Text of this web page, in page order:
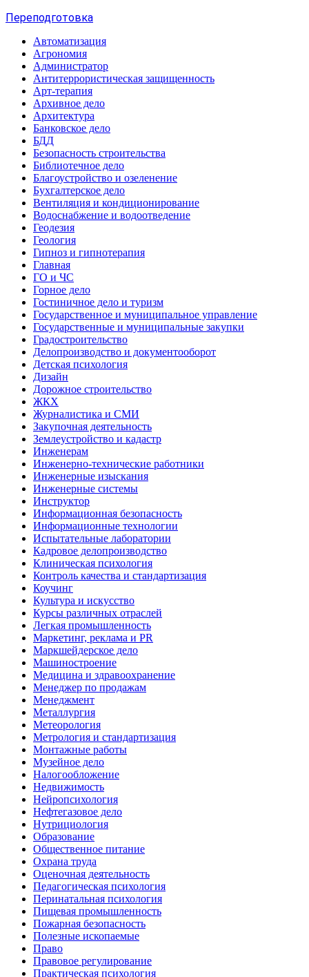
Переподготовка
Автоматизация
Агрономия
Администратор
Антитеррористическая защищенность
Арт-терапия
Архивное дело
Архитектура
Банковское дело
БДД
Безопасность строительства
Библиотечное дело
Благоустройство и озеленение
Бухгалтерское дело
Вентиляция и кондиционирование
Водоснабжение и водоотведение
Геодезия
Геология
Гипноз и гипнотерапия
Главная
ГО и ЧС
Горное дело
Гостиничное дело и туризм
Государственное и муниципальное управление
Государственные и муниципальные закупки
Градостроительство
Делопроизводство и документооборот
Детская психология
Дизайн
Дорожное строительство
ЖКХ
Журналистика и СМИ
Закупочная деятельность
Землеустройство и кадастр
Инженерам
Инженерно-технические работники
Инженерные изыскания
Инженерные системы
Инструктор
Информационная безопасность
Информационные технологии
Испытательные лаборатории
Кадровое делопроизводство
Клиническая психология
Контроль качества и стандартизация
Коучинг
Культура и искусство
Курсы различных отраслей
Легкая промышленность
Маркетинг, реклама и PR
Маркшейдерское дело
Машиностроение
Медицина и здравоохранение
Менеджер по продажам
Менеджмент
Металлургия
Метеорология
Метрология и стандартизация
Монтажные работы
Музейное дело
Налогообложение
Недвижимость
Нейропсихология
Нефтегазовое дело
Нутрициология
Образование
Общественное питание
Охрана труда
Оценочная деятельность
Педагогическая психология
Перинатальная психология
Пищевая промышленность
Пожарная безопасность
Полезные ископаемые
Право
Правовое регулирование
Практическая психология